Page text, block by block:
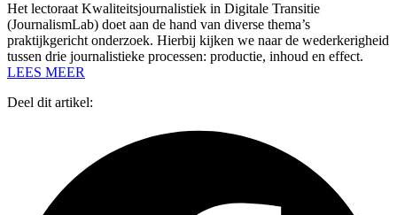
Het lectoraat Kwaliteitsjournalistiek in Digitale Transitie
(JournalismLab) doet aan de hand van diverse thema’s
praktijkgericht onderzoek. Hierbij kijken we naar de wederkerigheid
tussen drie journalistieke processen: productie, inhoud en effect.
LEES MEER
Deel dit artikel: